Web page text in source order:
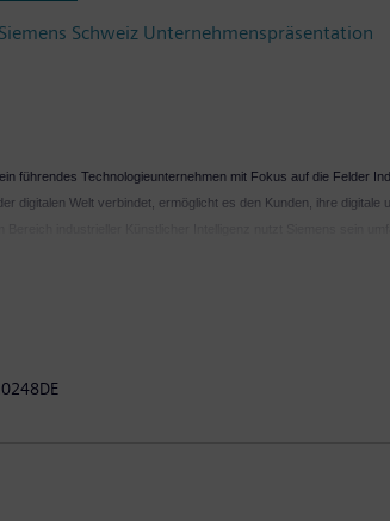
Siemens Schweiz Unternehmenspräsentation
führendes Technologieunternehmen mit Fokus auf die Felder
digitalen Welt verbindet, ermöglicht es den Kunden, ihre
Überall. Nachhaltig.